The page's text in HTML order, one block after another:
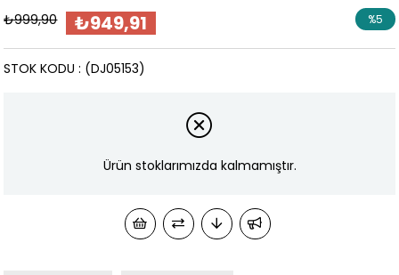
₺999,90 ₺949,91 %5
(DJ05153)
STOK KODU
Ürün stoklarımızda kalmamıştır.